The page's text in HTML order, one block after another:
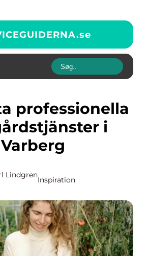
se
i
Varberg
Lindgren
Inspiration